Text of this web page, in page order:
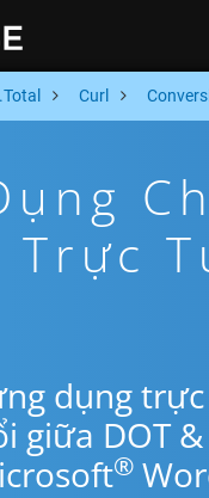
Curl
Trực
dụng
giữa DOT
®